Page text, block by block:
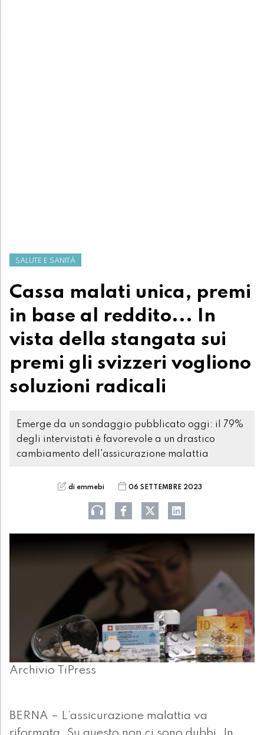
SALUTE E SANITÀ
Cassa malati unica, premi
in base al reddito... In
vista della stangata sui
premi gli svizzeri vogliono
soluzioni radicali
Emerge da un sondaggio pubblicato oggi: il 79%
degli intervistati è favorevole a un drastico
cambiamento dell'assicurazione malattia
di emmebi 06 SETTEMBRE 2023
Archivio TiPress
BERNA – L’assicurazione malattia va